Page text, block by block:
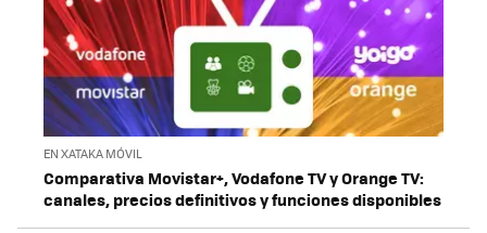
EN XATAKA MÓVIL
Comparativa Movistar+, Vodafone TV y Orange TV:
canales, precios definitivos y funciones disponibles